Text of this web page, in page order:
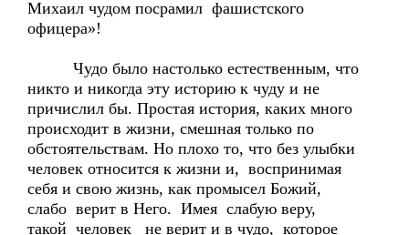
Михаил чудом посрамил фашистского
офицера»!
Чудо было настолько естественным, что
никто и никогда эту историю к чуду и не
причислил бы. Простая история, каких много
происходит в жизни, смешная только по
обстоятельствам. Но плохо то, что без улыбки
человек относится к жизни и, воспринимая
себя и свою жизнь, как промысел Божий,
слабо верит в Него. Имея слабую веру,
такой человек не верит и в чудо, которое